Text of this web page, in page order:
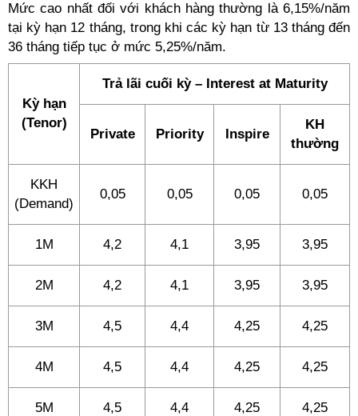
Mức cao nhất đối với khách hàng thường là 6,15%/năm
tại kỳ hạn 12 tháng, trong khi các kỳ hạn từ 13 tháng đến
36 tháng tiếp tục ở mức 5,25%/năm.
Kỳ hạn
(Tenor)
Trả lãi cuối kỳ – Interest at Maturity
Private Priority Inspire
KH
thường
KKH
(Demand)
0,05 0,05 0,05 0,05
1M 4,2 4,1 3,95 3,95
2M 4,2 4,1 3,95 3,95
3M 4,5 4,4 4,25 4,25
4M 4,5 4,4 4,25 4,25
5M 4,5 4,4 4,25 4,25